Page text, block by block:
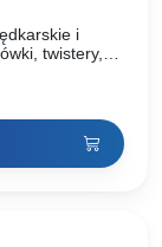
i
twistery,